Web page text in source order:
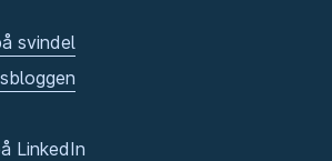
svindel
LinkedIn